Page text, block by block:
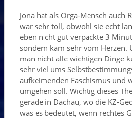
Jona hat als Orga-Mensch auch
war sehr toll, obwohl sie echt
eben nicht gut verpackte 3
sondern kam sehr vom Herzen.
man nicht alle wichtigen Dinge
sehr viel ums
aufkeimenden Faschismus und
umgehen soll. Wichtig dieses
gerade in Dachau, wo die KZ-
was es bedeutet, wenn rechtes